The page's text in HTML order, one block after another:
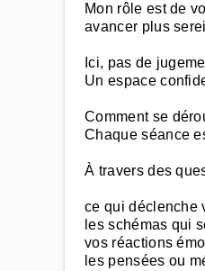
Mon rôle est de
avancer plus
Ici, pas de
Un espace
Comment se
Chaque séance
À travers des
ce qui déclenche
les schémas qui
vos réactions
les pensées ou